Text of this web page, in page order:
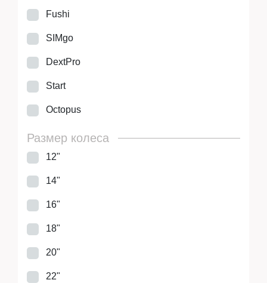
Fushi
SIMgo
DextPro
Start
Octopus
Размер колеса
12"
14"
16"
18"
20"
22"